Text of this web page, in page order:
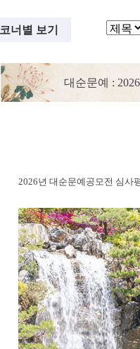
코너별 보기
대순문예 :
2026년 대순문예공모전 심사